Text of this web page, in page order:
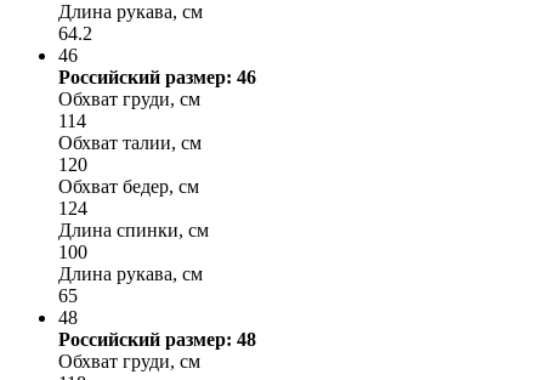
Длина рукава, см
64.2
46
Российский размер: 46
Обхват груди, см
114
Обхват талии, см
120
Обхват бедер, см
124
Длина спинки, см
100
Длина рукава, см
65
48
Российский размер: 48
Обхват груди, см